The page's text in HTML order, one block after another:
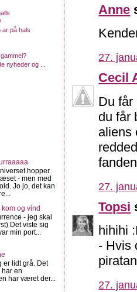
Anne
27.
Cecil
Du får
du får
aliens
27.
Topsi
hihihi
- Hvis
27.
ar på hals
nyheder og ...
hopper
- men med
Jo jo, det kan
og vind
- jeg skal
Det viste sig
min port...
lidt grå. Det
har en
har været der...